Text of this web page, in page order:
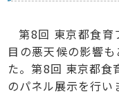
第8回 東京都食育
目の悪天候の影響
た。第8回 東京都食
のパネル展示を行い